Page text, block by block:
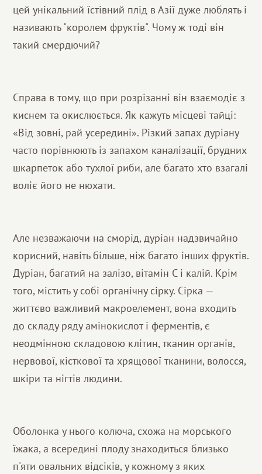
цей унікальний їстівний плід в Азії дуже люблять і
називають "королем фруктів". Чому ж тоді він
такий смердючий?
Справа в тому, що при розрізанні він взаємодіє з
киснем та окислюється. Як кажуть місцеві тайці:
«Від зовні, рай усередині». Різкий запах дуріану
часто порівнюють із запахом каналізації, брудних
шкарпеток або тухлої риби, але багато хто взагалі
воліє його не нюхати.
Але незважаючи на сморід, дуріан надзвичайно
корисний, навіть більше, ніж багато інших фруктів.
Дуріан, багатий на залізо, вітамін С і калій. Крім
того, містить у собі органічну сірку. Сірка —
життєво важливий макроелемент, вона входить
до складу ряду амінокислот і ферментів, є
неодмінною складовою клітин, тканин органів,
нервової, кісткової та хрящової тканини, волосся,
шкіри та нігтів людини.
Оболонка у нього колюча, схожа на морського
їжака, а всередині плоду знаходиться близько
п'яти овальних відсіків, у кожному з яких